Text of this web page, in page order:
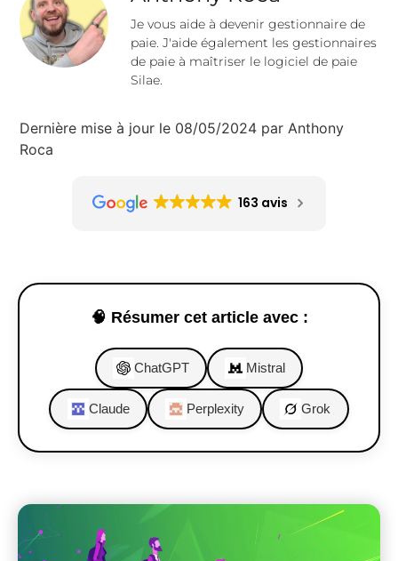
Je vous aide à devenir gestionnaire de
paie. J'aide également les gestionnaires
de paie à maîtriser le logiciel de paie
Silae.
Dernière mise à jour le 08/05/2024 par Anthony
Roca
163 avis
🧠 Résumer cet article avec :
ChatGPT Mistral
Claude Perplexity Grok